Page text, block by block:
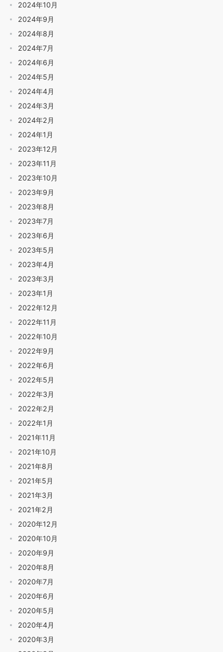
2024年10月
2024年9月
2024年8月
2024年7月
2024年6月
2024年5月
2024年4月
2024年3月
2024年2月
2024年1月
2023年12月
2023年11月
2023年10月
2023年9月
2023年8月
2023年7月
2023年6月
2023年5月
2023年4月
2023年3月
2023年1月
2022年12月
2022年11月
2022年10月
2022年9月
2022年6月
2022年5月
2022年3月
2022年2月
2022年1月
2021年11月
2021年10月
2021年8月
2021年5月
2021年3月
2021年2月
2020年12月
2020年10月
2020年9月
2020年8月
2020年7月
2020年6月
2020年5月
2020年4月
2020年3月